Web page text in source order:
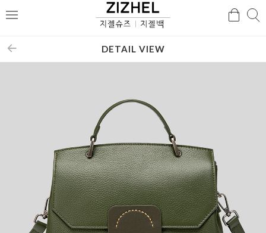
메
검
DETAIL VIEW